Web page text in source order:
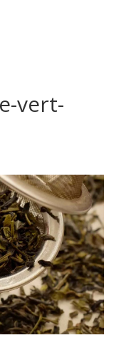
vert-